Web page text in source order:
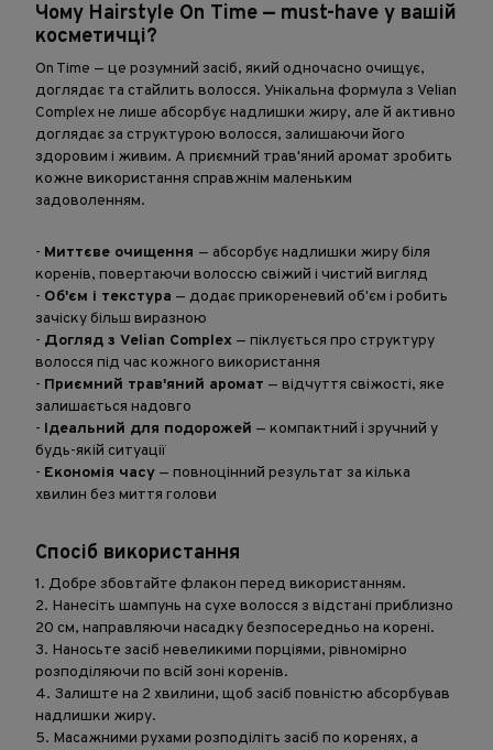
Чому Hairstyle On Time — must-have у вашій
косметичці?
On Time — це розумний засіб, який одночасно очищує,
доглядає та стайлить волосся. Унікальна формула з Velian
Complex не лише абсорбує надлишки жиру, але й активно
доглядає за структурою волосся, залишаючи його
здоровим і живим. А приємний трав'яний аромат зробить
кожне використання справжнім маленьким
задоволенням.
- Миттєве очищення — абсорбує надлишки жиру біля
коренів, повертаючи волоссю свіжий і чистий вигляд
- Об'єм і текстура — додає прикореневий об'єм і робить
зачіску більш виразною
- Догляд з Velian Complex — піклується про структуру
волосся під час кожного використання
- Приємний трав'яний аромат — відчуття свіжості, яке
залишається надовго
- Ідеальний для подорожей — компактний і зручний у
будь-якій ситуації
- Економія часу — повноцінний результат за кілька
хвилин без миття голови
Спосіб використання
1. Добре збовтайте флакон перед використанням.
2. Нанесіть шампунь на сухе волосся з відстані приблизно
20 см, направляючи насадку безпосередньо на корені.
3. Наносьте засіб невеликими порціями, рівномірно
розподіляючи по всій зоні коренів.
4. Залиште на 2 хвилини, щоб засіб повністю абсорбував
надлишки жиру.
5. Масажними рухами розподіліть засіб по коренях, а